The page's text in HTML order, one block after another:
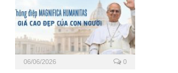
06/06/2026 0